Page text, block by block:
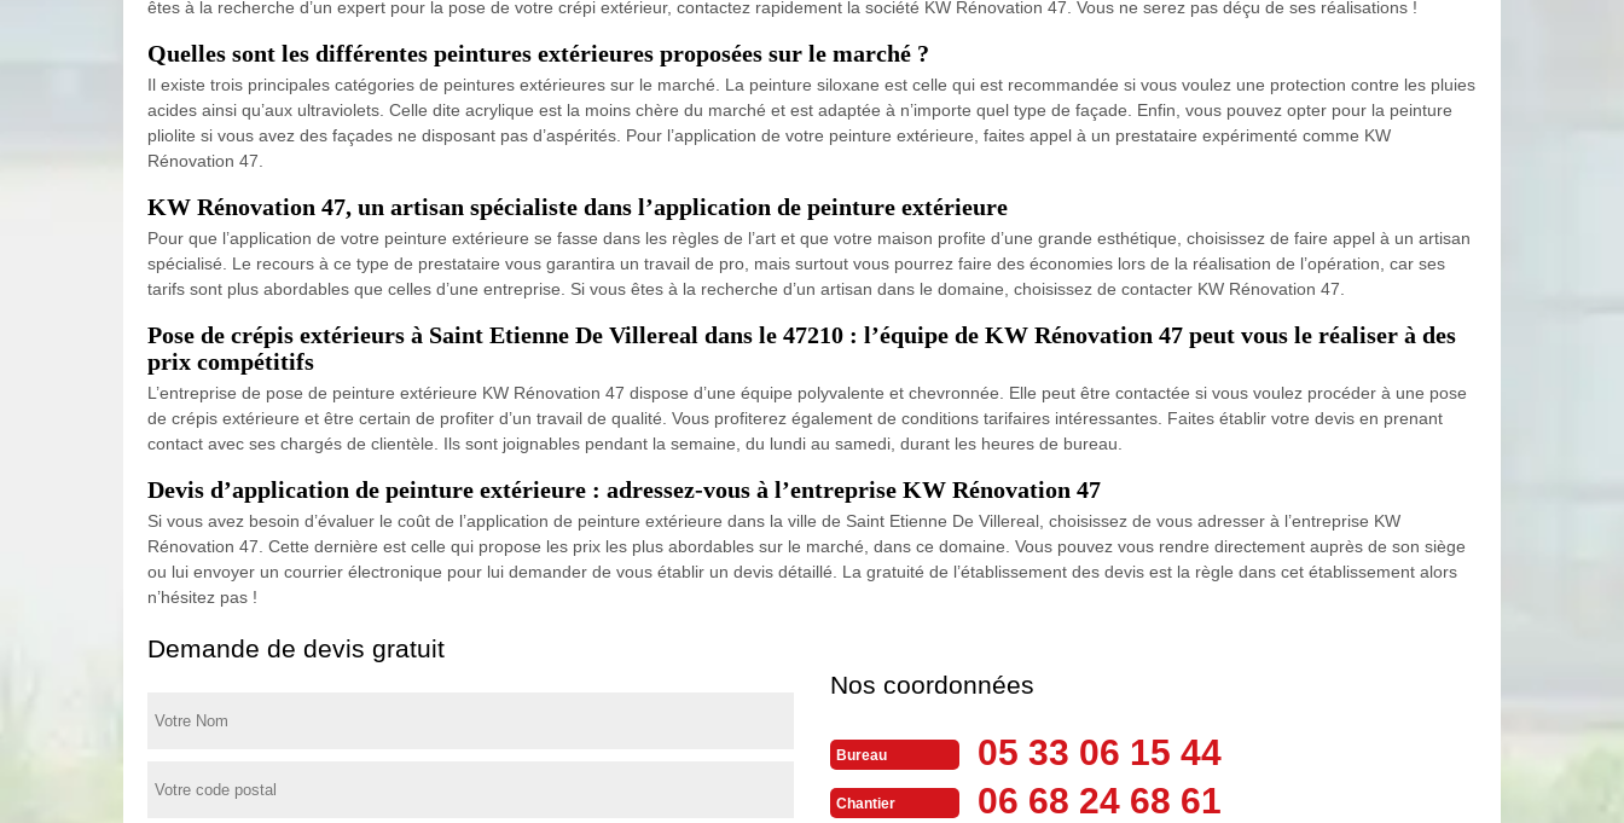
êtes à la recherche d’un expert pour la pose de votre crépi extérieur, contactez rapidement la société KW Rénovation 47. Vous ne serez pas déçu de ses réalisations !
Quelles sont les différentes peintures extérieures proposées sur le marché ?
Il existe trois principales catégories de peintures extérieures sur le marché. La peinture siloxane est celle qui est recommandée si vous voulez une protection contre les pluies
acides ainsi qu’aux ultraviolets. Celle dite acrylique est la moins chère du marché et est adaptée à n’importe quel type de façade. Enfin, vous pouvez opter pour la peinture
pliolite si vous avez des façades ne disposant pas d’aspérités. Pour l’application de votre peinture extérieure, faites appel à un prestataire expérimenté comme KW
Rénovation 47.
KW Rénovation 47, un artisan spécialiste dans l’application de peinture extérieure
Pour que l’application de votre peinture extérieure se fasse dans les règles de l’art et que votre maison profite d’une grande esthétique, choisissez de faire appel à un artisan
spécialisé. Le recours à ce type de prestataire vous garantira un travail de pro, mais surtout vous pourrez faire des économies lors de la réalisation de l’opération, car ses
tarifs sont plus abordables que celles d’une entreprise. Si vous êtes à la recherche d’un artisan dans le domaine, choisissez de contacter KW Rénovation 47.
Pose de crépis extérieurs à Saint Etienne De Villereal dans le 47210 : l’équipe de KW Rénovation 47 peut vous le réaliser à des
prix compétitifs
L’entreprise de pose de peinture extérieure KW Rénovation 47 dispose d’une équipe polyvalente et chevronnée. Elle peut être contactée si vous voulez procéder à une pose
de crépis extérieure et être certain de profiter d’un travail de qualité. Vous profiterez également de conditions tarifaires intéressantes. Faites établir votre devis en prenant
contact avec ses chargés de clientèle. Ils sont joignables pendant la semaine, du lundi au samedi, durant les heures de bureau.
Devis d’application de peinture extérieure : adressez-vous à l’entreprise KW Rénovation 47
Si vous avez besoin d’évaluer le coût de l’application de peinture extérieure dans la ville de Saint Etienne De Villereal, choisissez de vous adresser à l’entreprise KW
Rénovation 47. Cette dernière est celle qui propose les prix les plus abordables sur le marché, dans ce domaine. Vous pouvez vous rendre directement auprès de son siège
ou lui envoyer un courrier électronique pour lui demander de vous établir un devis détaillé. La gratuité de l’établissement des devis est la règle dans cet établissement alors
n’hésitez pas !
Demande de devis gratuit
Nos coordonnées
Bureau 05 33 06 15 44
Chantier 06 68 24 68 61